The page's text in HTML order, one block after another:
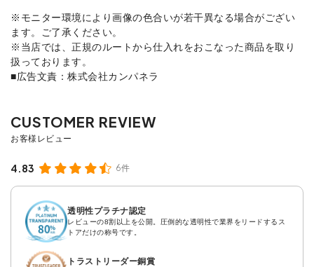
※モニター環境により画像の色合いが若干異なる場合がござい
ます。ご了承ください。
※当店では、正規のルートから仕入れをおこなった商品を取り
扱っております。
■広告文責：株式会社カンパネラ
4.83 6件
透明性プラチナ認定
レビューの8割以上を公開。圧倒的な透明性で業界をリードするス
トアだけの称号です。
トラストリーダー銅賞